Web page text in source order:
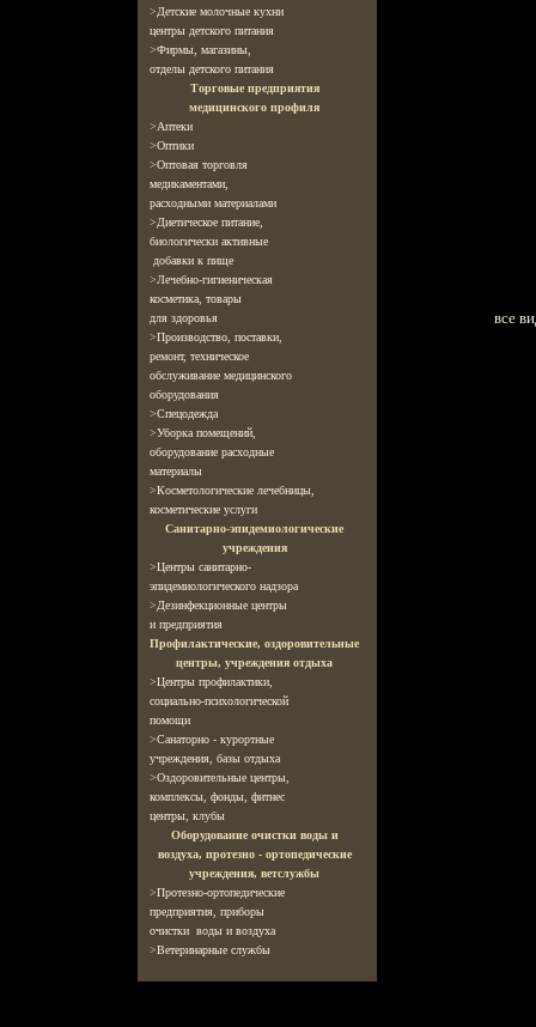
>Детские молочные кухни
центры детского питания
>Фирмы, магазины,
отделы детского питания
Торговые предприятия
медицинского профиля
>Аптеки
>Оптики
>Оптовая торговля
медикаментами,
расходными материалами
>Диетическое питание,
биологически активные
добавки к пище
>Лечебно-гигиеническая
косметика, товары
для здоровья
>Производство, поставки,
ремонт, техническое
обслуживание медицинского
оборудования
>Спецодежда
>Уборка помещений,
оборудование расходные
материалы
>Косметологические лечебницы,
косметические услуги
Санитарно-эпидемиологические
учреждения
>Центры санитарно-
эпидемиологического надзора
>Дезинфекционные центры
и предприятия
Профилактические, оздоровительные
центры, учреждения отдыха
>Центры профилактики,
социально-психологической
помощи
>Санаторно - курортные
учреждения, базы отдыха
>Оздоровительные центры
комплексы, фонды, фитнес
центры, клубы
Оборудование очистки воды и
воздуха, протезно - ортопедические
учреждения, ветслужбы
>Протезно-ортопедические
предприятия, приборы
очистки воды и воздуха
>Ветеринарные службы
все